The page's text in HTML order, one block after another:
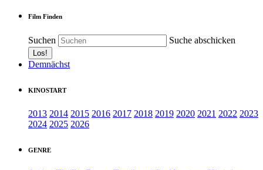
Film Finden
Suchen Suche abschicken
Demnächst
KINOSTART
2013 2014 2015 2016 2017 2018 2019 2020 2021 2022 2023
2024 2025 2026
GENRE